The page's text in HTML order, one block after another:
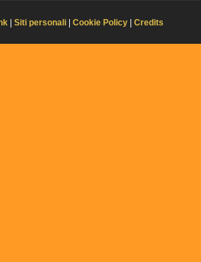
Siti personali Cookie Policy Credits